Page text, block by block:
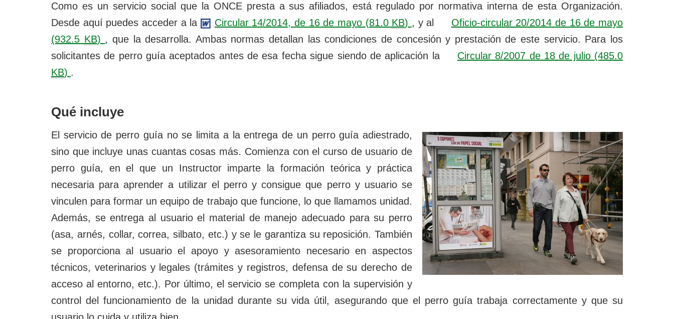
Como es un servicio social que la ONCE presta a sus afiliados, está regulado por normativa interna de esta Organización.
Desde aquí puedes acceder a la
Circular 14/2014, de 16 de mayo (81.0 KB) , y al
Oficio-circular 20/2014 de 16 de mayo
(932.5 KB) , que la desarrolla. Ambas normas detallan las condiciones de concesión y prestación de este servicio. Para los
solicitantes de perro guía aceptados antes de esa fecha sigue siendo de aplicación la
Circular 8/2007 de 18 de julio (485.0
KB) .
Qué incluye
El servicio de perro guía no se limita a la entrega de un perro guía adiestrado,
sino que incluye unas cuantas cosas más. Comienza con el curso de usuario de
perro guía, en el que un Instructor imparte la formación teórica y práctica
necesaria para aprender a utilizar el perro y consigue que perro y usuario se
vinculen para formar un equipo de trabajo que funcione, lo que llamamos unidad.
Además, se entrega al usuario el material de manejo adecuado para su perro
(asa, arnés, collar, correa, silbato, etc.) y se le garantiza su reposición. También
se proporciona al usuario el apoyo y asesoramiento necesario en aspectos
técnicos, veterinarios y legales (trámites y registros, defensa de su derecho de
acceso al entorno, etc.). Por último, el servicio se completa con la supervisión y
control del funcionamiento de la unidad durante su vida útil, asegurando que el perro guía trabaja correctamente y que su